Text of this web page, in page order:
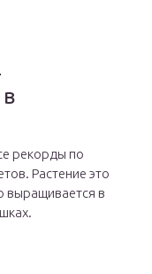
рекорды по
Растение это
выращивается в